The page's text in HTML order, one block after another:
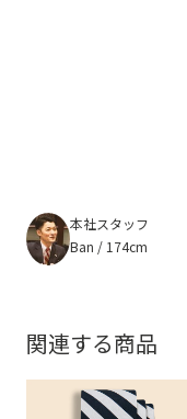
本社スタッフ
Ban / 174cm
関連する商品